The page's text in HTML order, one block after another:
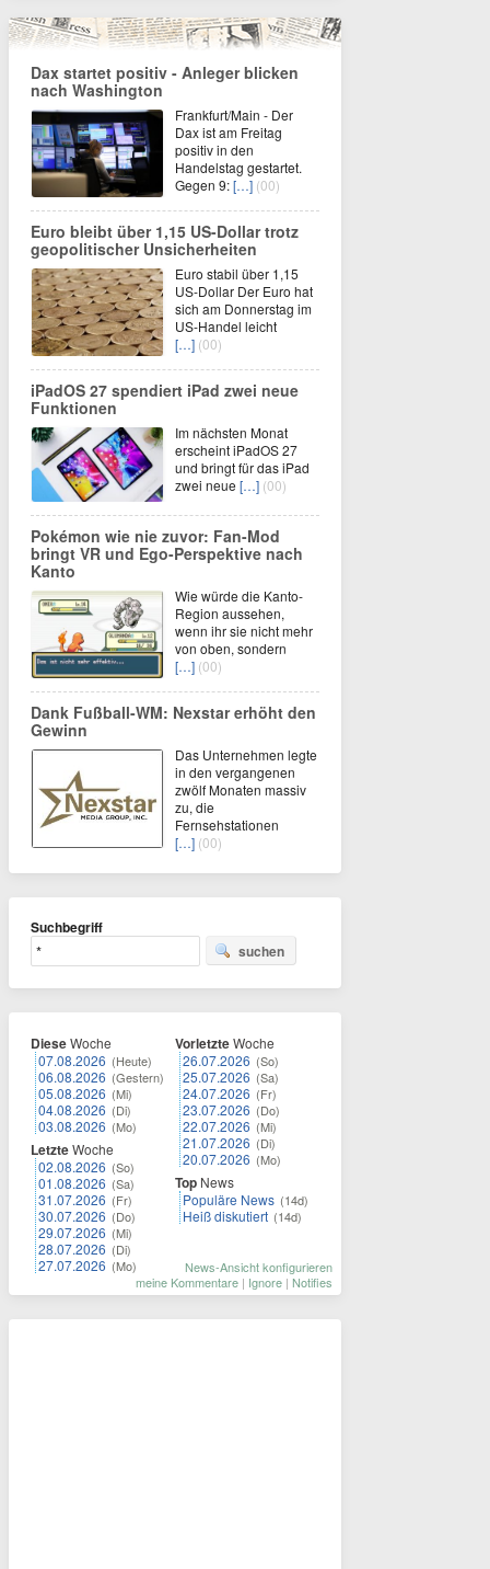
Dax startet positiv - Anleger blicken
nach Washington
Frankfurt/Main - Der
Dax ist am Freitag
positiv in den
Handelstag gestartet.
Gegen 9:[…] (00)
Euro bleibt über 1,15 US-Dollar trotz
geopolitischer Unsicherheiten
Euro stabil über 1,15
US-Dollar Der Euro hat
sich am Donnerstag im
US-Handel leicht
[…] (00)
iPadOS 27 spendiert iPad zwei neue
Funktionen
Im nächsten Monat
erscheint iPadOS 27
und bringt für das iPad
zwei neue […] (00)
Pokémon wie nie zuvor: Fan-Mod
bringt VR und Ego-Perspektive nach
Kanto
Wie würde die Kanto-
Region aussehen,
wenn ihr sie nicht mehr
von oben, sondern
[…] (00)
Dank Fußball-WM: Nexstar erhöht den
Gewinn
Das Unternehmen legte
in den vergangenen
zwölf Monaten massiv
zu, die
Fernsehstationen
[…] (00)
Suchbegriff
suchen
DieseWoche
07.08.2026 (Heute)
06.08.2026 (Gestern)
05.08.2026 (Mi)
04.08.2026 (Di)
03.08.2026 (Mo)
LetzteWoche
02.08.2026 (So)
01.08.2026 (Sa)
31.07.2026 (Fr)
30.07.2026 (Do)
29.07.2026 (Mi)
28.07.2026 (Di)
27.07.2026 (Mo)
VorletzteWoche
26.07.2026 (So)
25.07.2026 (Sa)
24.07.2026 (Fr)
23.07.2026 (Do)
22.07.2026 (Mi)
21.07.2026 (Di)
20.07.2026 (Mo)
Top News
Populäre News (14d)
Heiß diskutiert (14d)
News-Ansicht konfigurieren
meine Kommentare | Ignore | Notifies